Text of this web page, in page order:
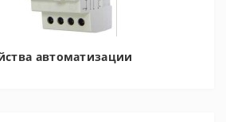
автоматизации